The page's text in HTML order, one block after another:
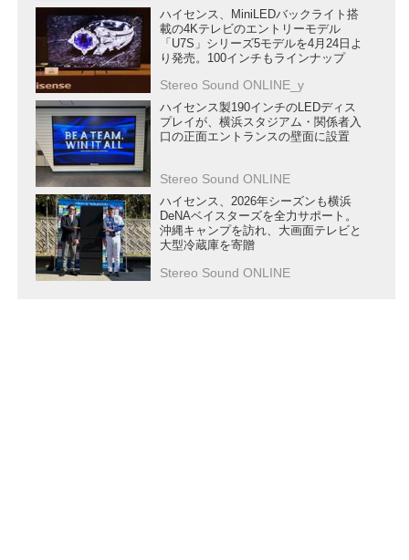
ハイセンス、MiniLEDバックライト搭
載の4Kテレビのエントリーモデル
「U7S」シリーズ5モデルを4月24日よ
り発売。100インチもラインナップ
Stereo Sound ONLINE_y
ハイセンス製190インチのLEDディス
プレイが、横浜スタジアム・関係者入
口の正面エントランスの壁面に設置
Stereo Sound ONLINE
ハイセンス、2026年シーズンも横浜
DeNAベイスターズを全力サポート。
沖縄キャンプを訪れ、大画面テレビと
大型冷蔵庫を寄贈
Stereo Sound ONLINE